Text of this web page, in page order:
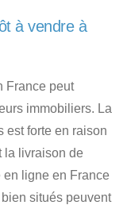
à vendre à
France peut
immobiliers. La
est forte en raison
la livraison de
en ligne en France
situés peuvent